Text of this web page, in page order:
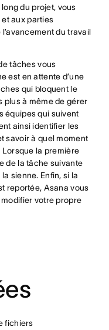
du projet, vous
et aux parties
du travail
tâches vous
est en attente d’une
qui bloquent le
plus à même de gérer
équipes qui suivent
ainsi identifier les
savoir à quel moment
la première
de la tâche suivante
sienne. Enfin, si la
reportée, Asana vous
votre propre
fichiers